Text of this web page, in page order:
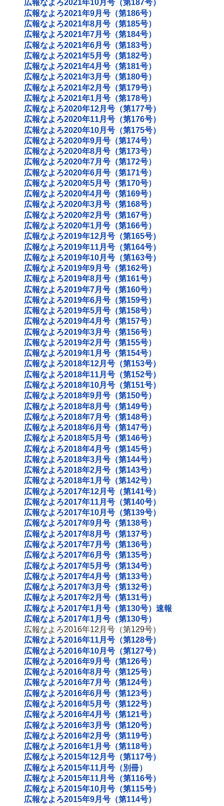
広報なよろ2021年10月号（第187号）
広報なよろ2021年9月号（第186号）
広報なよろ2021年8月号（第185号）
広報なよろ2021年7月号（第184号）
広報なよろ2021年6月号（第183号）
広報なよろ2021年5月号（第182号）
広報なよろ2021年4月号（第181号）
広報なよろ2021年3月号（第180号）
広報なよろ2021年2月号（第179号）
広報なよろ2021年1月号（第178号）
広報なよろ2020年12月号（第177号）
広報なよろ2020年11月号（第176号）
広報なよろ2020年10月号（第175号）
広報なよろ2020年9月号（第174号）
広報なよろ2020年8月号（第173号）
広報なよろ2020年7月号（第172号）
広報なよろ2020年6月号（第171号）
広報なよろ2020年5月号（第170号）
広報なよろ2020年4月号（第169号）
広報なよろ2020年3月号（第168号）
広報なよろ2020年2月号（第167号）
広報なよろ2020年1月号（第166号）
広報なよろ2019年12月号（第165号）
広報なよろ2019年11月号（第164号）
広報なよろ2019年10月号（第163号）
広報なよろ2019年9月号（第162号）
広報なよろ2019年8月号（第161号）
広報なよろ2019年7月号（第160号）
広報なよろ2019年6月号（第159号）
広報なよろ2019年5月号（第158号）
広報なよろ2019年4月号（第157号）
広報なよろ2019年3月号（第156号）
広報なよろ2019年2月号（第155号）
広報なよろ2019年1月号（第154号）
広報なよろ2018年12月号（第153号）
広報なよろ2018年11月号（第152号）
広報なよろ2018年10月号（第151号）
広報なよろ2018年9月号（第150号）
広報なよろ2018年8月号（第149号）
広報なよろ2018年7月号（第148号）
広報なよろ2018年6月号（第147号）
広報なよろ2018年5月号（第146号）
広報なよろ2018年4月号（第145号）
広報なよろ2018年3月号（第144号）
広報なよろ2018年2月号（第143号）
広報なよろ2018年1月号（第142号）
広報なよろ2017年12月号（第141号）
広報なよろ2017年11月号（第140号）
広報なよろ2017年10月号（第139号）
広報なよろ2017年9月号（第138号）
広報なよろ2017年8月号（第137号）
広報なよろ2017年7月号（第136号）
広報なよろ2017年6月号（第135号）
広報なよろ2017年5月号（第134号）
広報なよろ2017年4月号（第133号）
広報なよろ2017年3月号（第132号）
広報なよろ2017年2月号（第131号）
広報なよろ2017年1月号（第130号）速報
広報なよろ2017年1月号（第130号）
広報なよろ2016年12月号（第129号）
広報なよろ2016年11月号（第128号）
広報なよろ2016年10月号（第127号）
広報なよろ2016年9月号（第126号）
広報なよろ2016年8月号（第125号）
広報なよろ2016年7月号（第124号）
広報なよろ2016年6月号（第123号）
広報なよろ2016年5月号（第122号）
広報なよろ2016年4月号（第121号）
広報なよろ2016年3月号（第120号）
広報なよろ2016年2月号（第119号）
広報なよろ2016年1月号（第118号）
広報なよろ2015年12月号（第117号）
広報なよろ2015年11月号（別冊）
広報なよろ2015年11月号（第116号）
広報なよろ2015年10月号（第115号）
広報なよろ2015年9月号（第114号）